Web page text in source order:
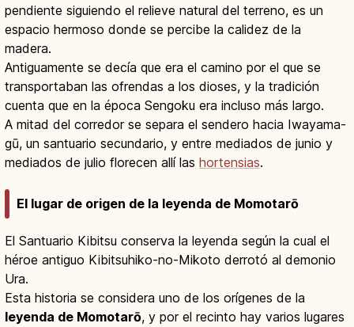
pendiente siguiendo el relieve natural del terreno, es un
espacio hermoso donde se percibe la calidez de la
madera.
Antiguamente se decía que era el camino por el que se
transportaban las ofrendas a los dioses, y la tradición
cuenta que en la época Sengoku era incluso más largo.
A mitad del corredor se separa el sendero hacia Iwayama-
gū, un santuario secundario, y entre mediados de junio y
mediados de julio florecen allí las hortensias.
El lugar de origen de la leyenda de Momotarō
El Santuario Kibitsu conserva la leyenda según la cual el
héroe antiguo Kibitsuhiko-no-Mikoto derrotó al demonio
Ura.
Esta historia se considera uno de los orígenes de la
leyenda de Momotarō, y por el recinto hay varios lugares